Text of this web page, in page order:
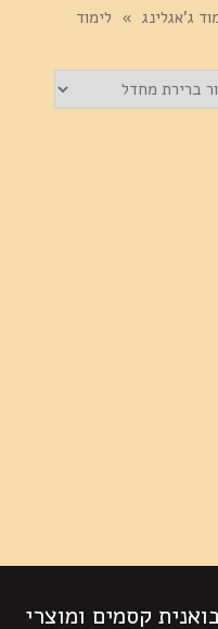
ג'אגלינג » לימוד
קסמים ומוצרי